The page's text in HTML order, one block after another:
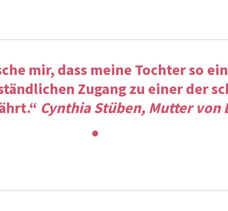
mir, dass meine Tochter so
Zugang zu einer der
Cynthia Stüben, Mutter von